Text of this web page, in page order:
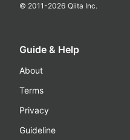
© 2011-2026 Qiita Inc.
Guide & Help
About
Terms
Privacy
Guideline